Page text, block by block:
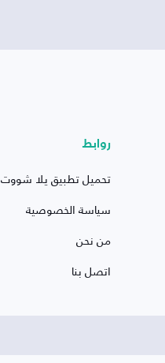
روابط
تحميل تطبيق يلا شووت
سياسة الخصوصية
من نحن
اتصل بنا